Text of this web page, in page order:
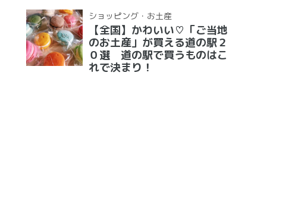
ショッピング・お土産
【全国】かわいい♡「ご当地
のお土産」が買える道の駅２
０選 道の駅で買うものはこ
れで決まり！